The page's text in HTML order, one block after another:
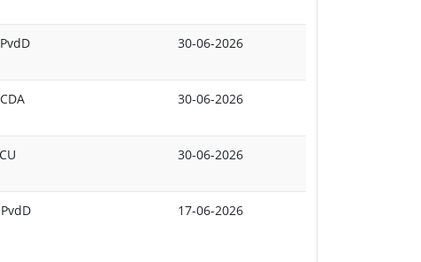
30-06-2026
30-06-2026
30-06-2026
17-06-2026